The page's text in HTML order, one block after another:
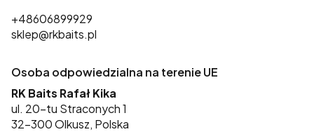
+48606899929
sklep@rkbaits.pl
Osoba odpowiedzialna na terenie UE
RK Baits Rafał Kika
ul. 20-tu Straconych 1
32-300 Olkusz, Polska